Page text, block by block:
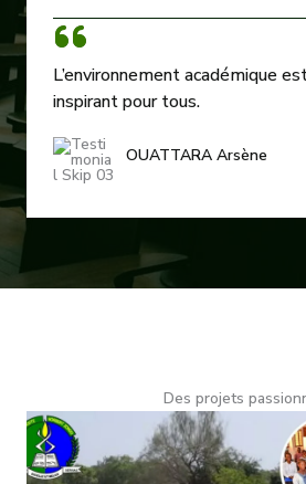
L’environnement académique
inspirant pour tous.
OUATTARA Arsène
Des projets